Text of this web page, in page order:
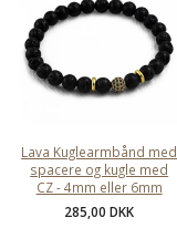
Lava Kuglearmbånd med
spacere og kugle med
CZ - 4mm eller 6mm
285,00 DKK